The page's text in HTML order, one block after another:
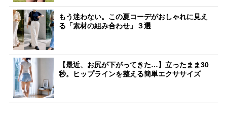
もう迷わない。この夏コーデがおしゃれに見え
る「素材の組み合わせ」３選
【最近、お尻が下がってきた…】立ったまま30
秒。ヒップラインを整える簡単エクササイズ